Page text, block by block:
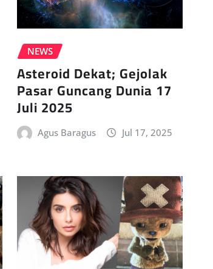
NEWS
Asteroid Dekat; Gejolak
Pasar Guncang Dunia 17
Juli 2025
Agus Baragus Jul 17, 2025